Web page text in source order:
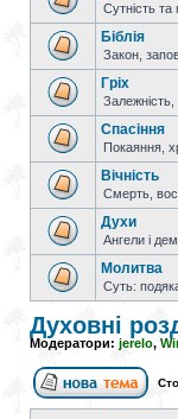
Сутність
Біблія
Закон,
Гріх
Спасіння
Покаяння,
Вічність
Смерть,
Духи
Ангели і
Молитва
Суть:
Духовні
Модератори: jerelo,